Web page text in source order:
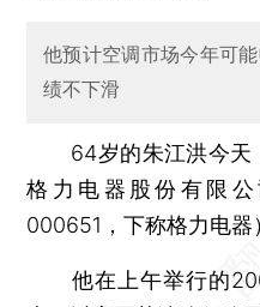
他预计空调市场今年可
绩不下滑
64岁的朱江洪今天
格力电器股份有限
000651，下称格力电器
他在上午举行的